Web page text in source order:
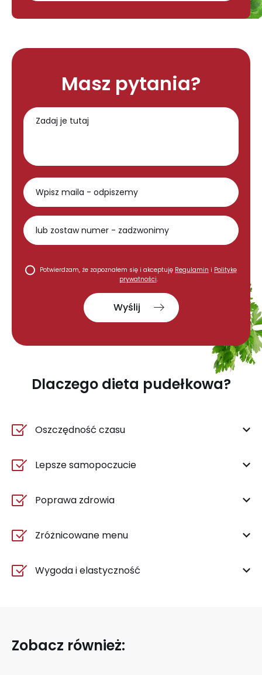
Masz pytania?
Potwierdzam, że zapoznałem się i akceptuję Regulamin i Politykę
prywatności.
Wyślij
Dlaczego dieta pudełkowa?
Oszczędność czasu
Lepsze samopoczucie
Poprawa zdrowia
Zróżnicowane menu
Wygoda i elastyczność
Zobacz również: